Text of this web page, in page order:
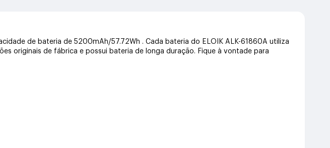
de bateria de 5200mAh/57.72Wh . Cada bateria do ELOIK ALK-61860A utiliza
originais de fábrica e possui bateria de longa duração. Fique à vontade para